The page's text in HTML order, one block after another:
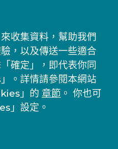
收集資料，幫助我們
，以及傳送一些適合
確定」，即代表你同
。詳情請參閱本網站
」的 章節 。 你也可
」設定。